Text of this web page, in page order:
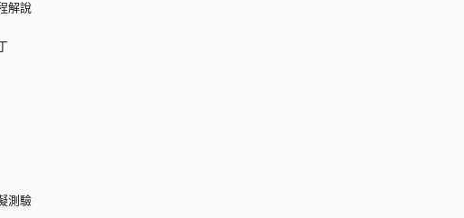
解說
測驗